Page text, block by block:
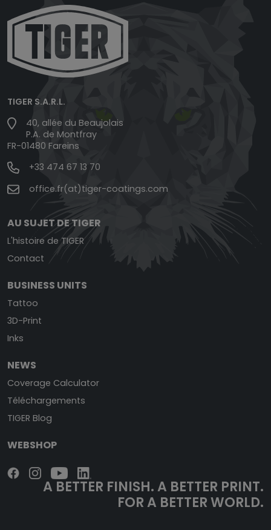
TIGER S.A.R.L.
40, allée du Beaujolais
P.A. de Montfray
FR-01480 Fareins
+33 474 67 13 70
office.fr(at)tiger-coatings.com
AU SUJET DE TIGER
L'histoire de TIGER
Contact
BUSINESS UNITS
Tattoo
3D-Print
Inks
NEWS
Coverage Calculator
Téléchargements
TIGER Blog
WEBSHOP
A BETTER FINISH.A BETTER PRINT.
FOR A BETTER WORLD.